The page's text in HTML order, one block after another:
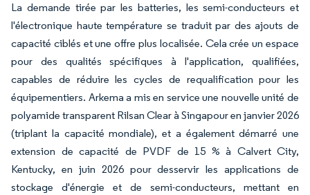
La demande tirée par les batteries, les semi-conducteurs et
l'électronique haute température se traduit par des ajouts de
capacité ciblés et une offre plus localisée. Cela crée un espace
pour des qualités spécifiques à l'application, qualifiées,
capables de réduire les cycles de requalification pour les
équipementiers. Arkema a mis en service une nouvelle unité de
polyamide transparent Rilsan Clear à Singapour en janvier 2026
(triplant la capacité mondiale), et a également démarré une
extension de capacité de PVDF de 15 % à Calvert City,
Kentucky, en juin 2026 pour desservir les applications de
stockage d'énergie et de semi-conducteurs, mettant en